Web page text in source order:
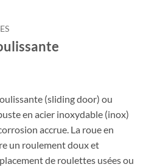
(sliding door) ou
en acier inoxydable (inox)
accrue. La roue en
un roulement doux et
de roulettes usées ou